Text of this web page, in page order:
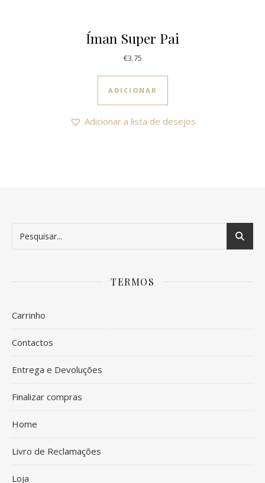
Íman Super Pai
€3.75
ADICIONAR
Adicionar a lista de desejos
TERMOS
Carrinho
Contactos
Entrega e Devoluções
Finalizar compras
Home
Livro de Reclamações
Loja